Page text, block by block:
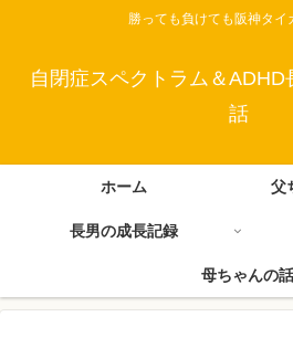
勝っても負けても阪神タイ
自閉症スペクトラム＆
話
ホーム 父
長男の成長記録
母ちゃんの話